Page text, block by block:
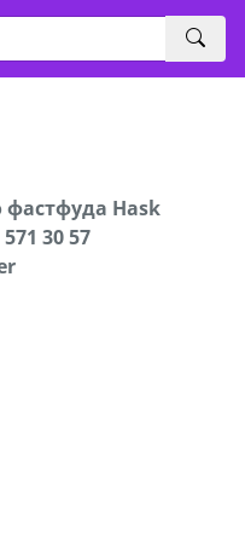
Hask
30 57
30 57